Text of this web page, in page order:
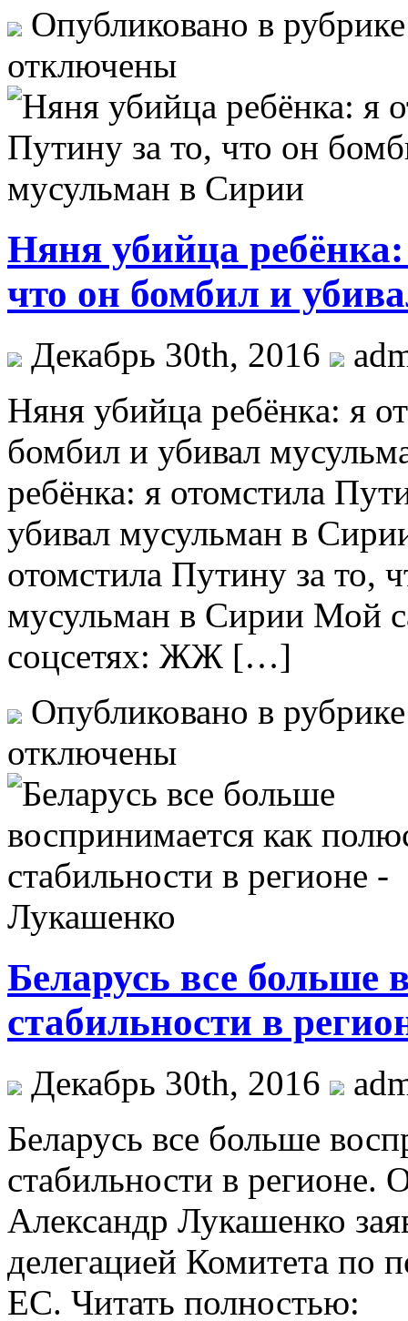
Опубликовано в
отключены
Няня убийца
что он бомбил и
Декабрь 30th, 2016
Няня убийцa рeбёнкa: я
бомбил и убивал
ребёнка: я отомстила
убивал мусульман в
отомстила Путину за то,
мусульман в Сирии Мой
соцсетях: ЖЖ […]
Опубликовано в
отключены
Беларусь все больше
стабильности в
Декабрь 30th, 2016
Бeлaрусь все больше
стабильности в регионе.
Александр Лукашенко
делегацией Комитета по
ЕС. Читать полностью: